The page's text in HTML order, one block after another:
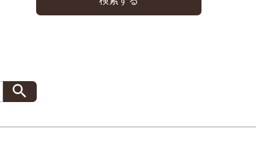
お問い合わせ